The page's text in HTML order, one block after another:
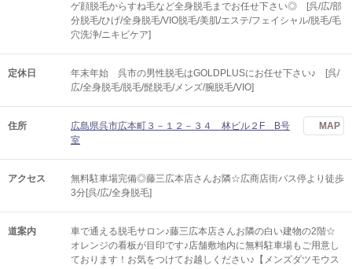
ゲ顔脱毛からすね毛など全身脱毛までお任せ下さい◎ [呉/広/部
分脱毛/ひげ/全身脱毛/VIO脱毛/美肌/エステ/フェイシャル/脱毛/毛
穴洗浄/ニキビケア]
定休日
年末年始 呉市の男性脱毛はGOLDPLUSにお任せ下さい♪ [呉/
広/全身脱毛/脱毛/髭脱毛/メンズ/腕脱毛/VIO]
住所
広島県呉市広本町３－１２－３４ 林ビル２F B号
室
MAP
アクセス
無料駐車場完備◎藤三広本店さんお隣☆広商店街バス停より徒歩
3分[呉/広/全身脱毛]
道案内
車で通える脱毛サロン♪藤三広本店さんお隣の白い建物の2階☆
オレンジの看板が目印です♪店舗敷地内に無料駐車場もご用意し
ております！お気をつけてお越しください♪【メンズダツモウス